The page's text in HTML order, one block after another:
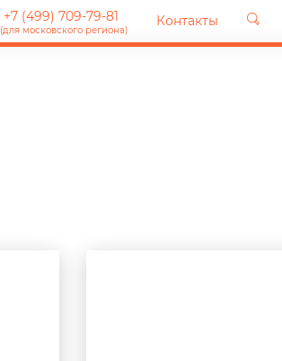
+7 (499) 709-79-81
(для московского региона)
Контакты